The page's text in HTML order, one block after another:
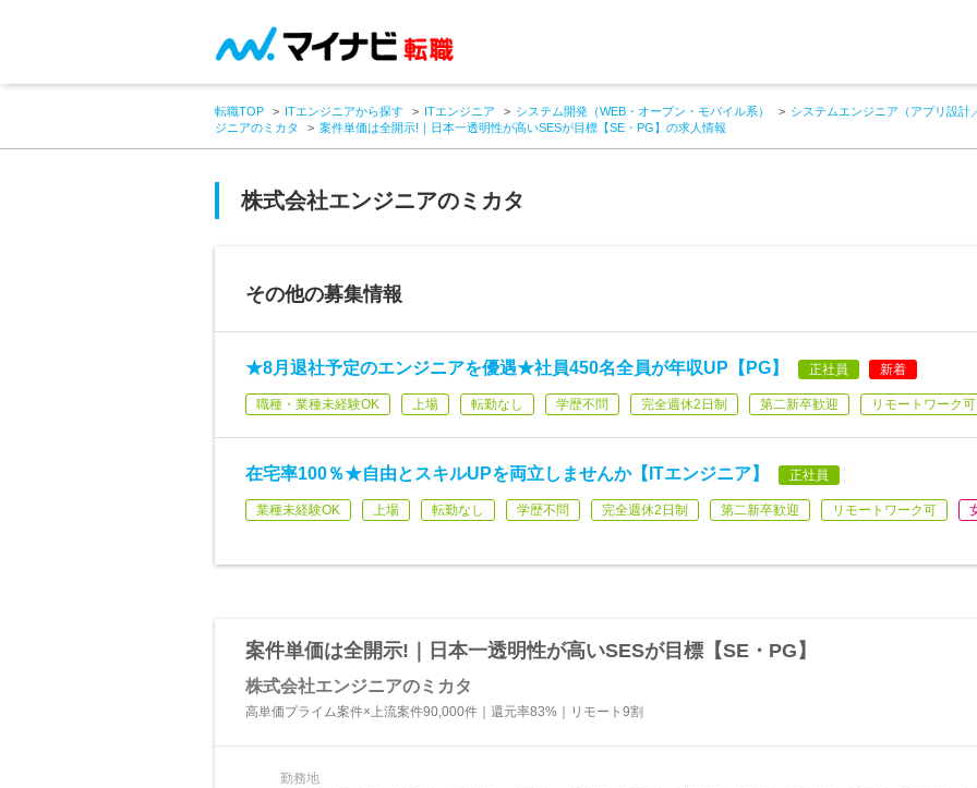
転職TOP ITエンジニアから探す ITエンジニア システム開発（WEB・オープン・モバイル系）
システムエンジニア（アプリ設計
ジニアのミカタ
案件単価は全開示!｜日本一透明性が高いSESが目標【SE・PG】の求人情報
株式会社エンジニアのミカタ
その他の募集情報
★8月退社予定のエンジニアを優遇★社員450名全員が年収UP【PG】 正社員 新着
職種・業種未経験OK 上場 転勤なし 学歴不問 完全週休2日制 第二新卒歓迎 リモートワーク可
在宅率100％★自由とスキルUPを両立しませんか【ITエンジニア】 正社員
業種未経験OK 上場 転勤なし 学歴不問 完全週休2日制 第二新卒歓迎 リモートワーク可
案件単価は全開示!｜日本一透明性が高いSESが目標【SE・PG】
株式会社エンジニアのミカタ
高単価プライム案件×上流案件90,000件｜還元率83%｜リモート9割
勤務地